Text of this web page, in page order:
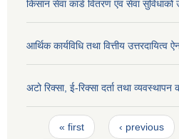
किसान सेवा कार्ड वितरण एंव सेवा सुविधाको
आर्थिक कार्यविधि तथा वित्तीय उत्तरदायित्व
अटो रिक्सा, ई-रिक्सा दर्ता तथा व्यवस्थापन
Pages
« first ‹ previous